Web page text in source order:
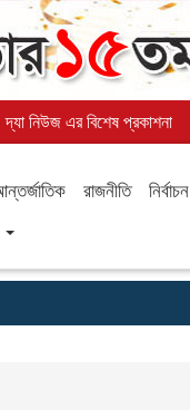
দ্যা নিউজ এর বিশেষ প্রকাশনা
রাজনীতি নির্বাচন